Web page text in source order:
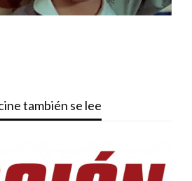
también se lee